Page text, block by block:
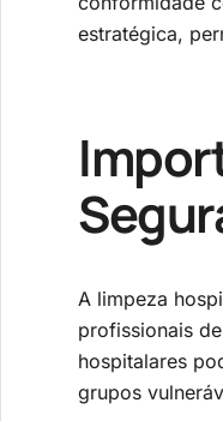
estratégica,
A limpeza
profissionais
hospitalares
grupos